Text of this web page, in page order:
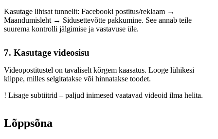
Kasutage lihtsat tunnelit: Facebooki postitus/reklaam →
Maandumisleht → Sidusettevõtte pakkumine. See annab teile
suurema kontrolli jälgimise ja vastavuse üle.
7. Kasutage videosisu
Videopostitustel on tavaliselt kõrgem kaasatus. Looge lühikesi
klippe, milles selgitatakse või hinnatakse toodet.
! Lisage subtiitrid – paljud inimesed vaatavad videoid ilma helita.
Lõppsõna